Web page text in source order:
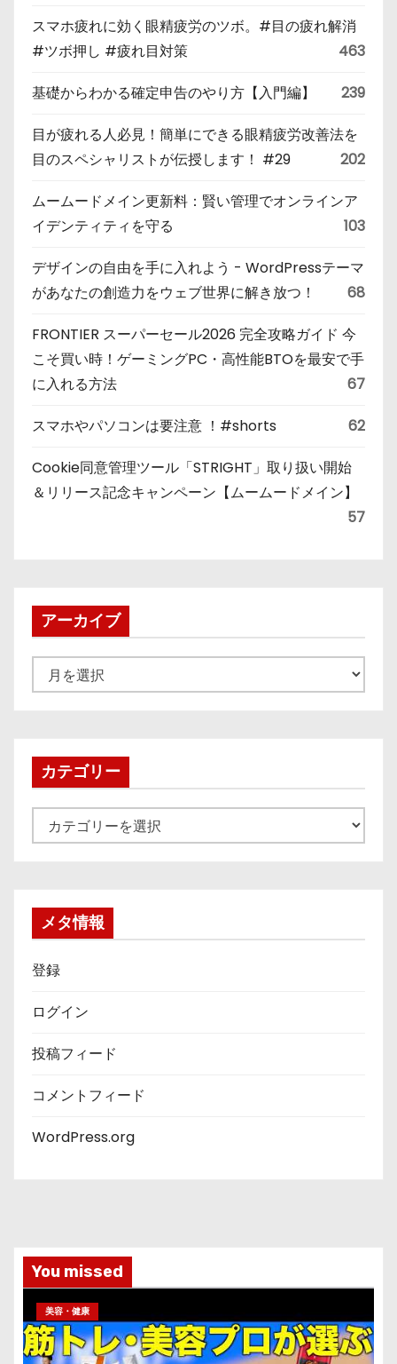
スマホ疲れに効く眼精疲労のツボ。#目の疲れ解消
#ツボ押し #疲れ目対策
463
基礎からわかる確定申告のやり方【入門編】 239
目が疲れる人必見！簡単にできる眼精疲労改善法を
目のスペシャリストが伝授します！ #29
202
ムームードメイン更新料：賢い管理でオンラインア
イデンティティを守る
103
デザインの自由を手に入れよう - WordPressテーマ
があなたの創造力をウェブ世界に解き放つ！
68
FRONTIER スーパーセール2026 完全攻略ガイド 今
こそ買い時！ゲーミングPC・高性能BTOを最安で手
に入れる方法
67
スマホやパソコンは要注意 ！#shorts 62
Cookie同意管理ツール「STRIGHT」取り扱い開始
＆リリース記念キャンペーン【ムームードメイン】
57
アーカイブ
ー
ブカテゴリー
テ
メタ情報
登録
ログイン
投稿フィード
コメントフィード
WordPress.org
You missed
美容・健康